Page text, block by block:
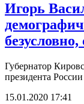
Игорь
Губернатор
президента России
15.01.2020 17:41